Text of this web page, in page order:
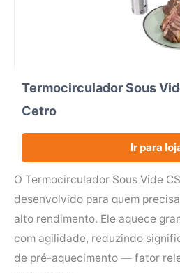
Termocirculador Sous
Cetro
Ir para
O Termocirculador Sous Vide
desenvolvido para quem
alto rendimento. Ele aquece
com agilidade, reduzindo
de pré-aquecimento — fator